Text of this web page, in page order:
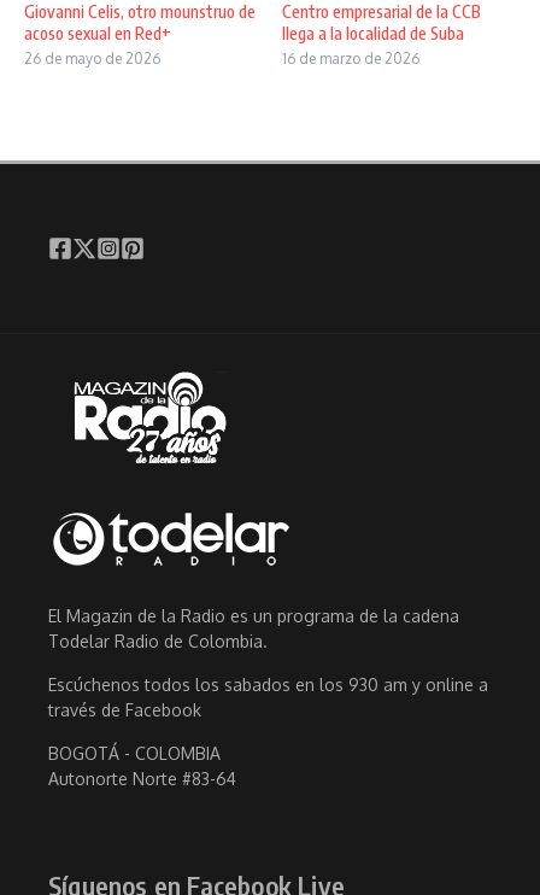
Giovanni Celis, otro mounstruo de
acoso sexual en Red+
26 de mayo de 2026
Centro empresarial de la CCB
llega a la localidad de Suba
16 de marzo de 2026
El Magazin de la Radio es un programa de la cadena
Todelar Radio de Colombia.
Escúchenos todos los sabados en los 930 am y online a
través de Facebook
BOGOTÁ - COLOMBIA
Autonorte Norte #83-64
Síguenos en Facebook Live